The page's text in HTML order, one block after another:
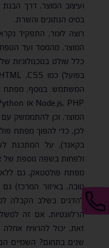
ועיצוב המוצר, דרך
בסיס הנתונים והשרת.
המוצר, מהמסד ועד
כלל שולט בטכנולוגיות
המשתמש. בנוסף, מפתח
לכן, כדי להפוך מפתח
בקאנד), על המתכנת
ולפחות בשפה נוספת של
מפתח פולסטאק, גם ללא
להדגים בשלב הקבלה
הרלוונטיות, אם זה
זאת, יכול להרוויח
שנים בתחום? השמיים